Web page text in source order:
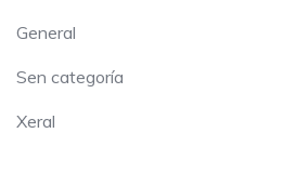
General
Sen categoría
Xeral